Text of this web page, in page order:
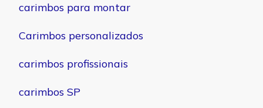
carimbos para montar
Carimbos personalizados
carimbos profissionais
carimbos SP